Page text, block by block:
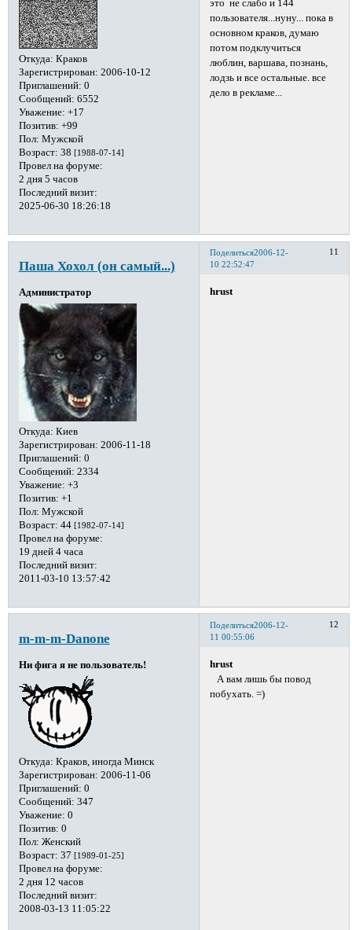
Откуда: Краков
Зарегистрирован: 2006-10-12
Приглашений: 0
Сообщений: 6552
Уважение: +17
Позитив: +99
Пол: Мужской
Возраст: 38 [1988-07-14]
Провел на форуме:
2 дня 5 часов
Последний визит:
2025-06-30 18:26:18
это не слабо и 144
пользователя...нуну... пока в
основном краков, думаю
потом подклучиться
люблин, варшава, познань,
лодзь и все остальные. все
дело в рекламе...
Поделиться 11
2006-12-
10 22:52:47
Паша Хохол (он самый...)
Администратор
Откуда: Киев
Зарегистрирован: 2006-11-18
Приглашений: 0
Сообщений: 2334
Уважение: +3
Позитив: +1
Пол: Мужской
Возраст: 44 [1982-07-14]
Провел на форуме:
19 дней 4 часа
Последний визит:
2011-03-10 13:57:42
hrust
Поделиться 12
2006-12-
11 00:55:06
m-m-m-Danone
Ни фига я не пользователь!
Откуда: Краков, иногда Минск
Зарегистрирован: 2006-11-06
Приглашений: 0
Сообщений: 347
Уважение: 0
Позитив: 0
Пол: Женский
Возраст: 37 [1989-01-25]
Провел на форуме:
2 дня 12 часов
Последний визит:
2008-03-13 11:05:22
hrust
А вам лишь бы повод
побухать. =)